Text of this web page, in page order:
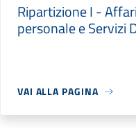
Ripartizione I -
personale e Servizi
VAI ALLA PAGINA